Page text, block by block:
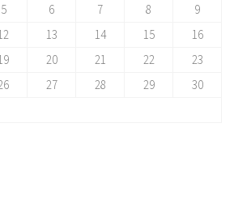
5 6 7 8
9
13 14 15
16
20 21 22
23
27 28 29
30